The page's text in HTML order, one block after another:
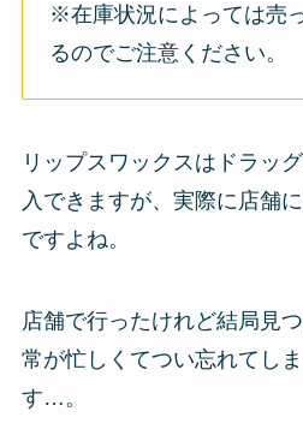
※在庫状況によっては売
るのでご注意ください。
リップスワックスはドラッ
入できますが、実際に店舗
ですよね。
店舗で行ったけれど結局見
常が忙しくてつい忘れてし
す…。